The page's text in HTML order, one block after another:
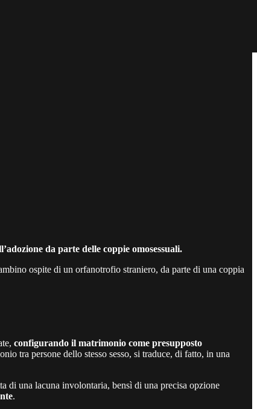
da parte delle coppie omosessuali.
ospite di un orfanotrofio straniero, da parte di una coppia
configurando il matrimonio come presupposto
tra persone dello stesso sesso, si traduce, di fatto, in una
di una lacuna involontaria, bensì di una precisa opzione
.